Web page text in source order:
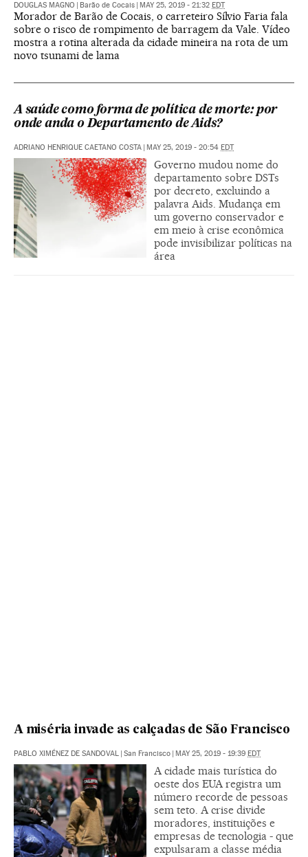
DOUGLAS MAGNO Barão de Cocais MAY 25, 2019 - 21:32 EDT
Morador de Barão de Cocais, o carreteiro Sílvio Faria fala
sobre o risco de rompimento de barragem da Vale. Vídeo
mostra a rotina alterada da cidade mineira na rota de um
novo tsunami de lama
A saúde como forma de política de morte: por
onde anda o Departamento de Aids?
ADRIANO HENRIQUE CAETANO COSTA MAY 25, 2019 - 20:54 EDT
Governo mudou nome do
departamento sobre DSTs
por decreto, excluindo a
palavra Aids. Mudança em
um governo conservador e
em meio à crise econômica
pode invisibilizar políticas na
área
A miséria invade as calçadas de São Francisco
PABLO XIMÉNEZ DE SANDOVAL San Francisco MAY 25, 2019 - 19:39 EDT
A cidade mais turística do
oeste dos EUA registra um
número recorde de pessoas
sem teto. A crise divide
moradores, instituições e
empresas de tecnologia - que
expulsaram a classe média